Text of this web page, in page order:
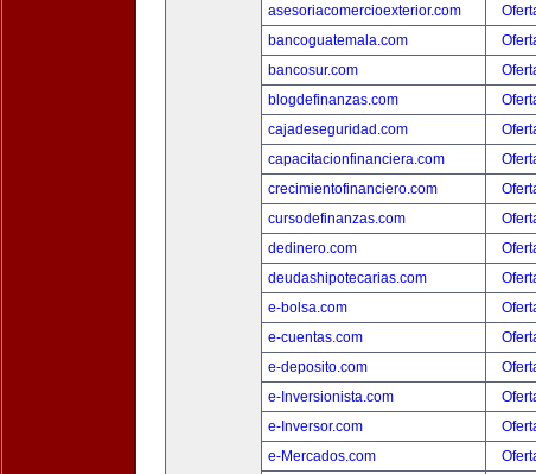
asesoriacomercioexterior.com
bancoguatemala.com
bancosur.com
blogdefinanzas.com
cajadeseguridad.com
capacitacionfinanciera.com
crecimientofinanciero.com
cursodefinanzas.com
dedinero.com
deudashipotecarias.com
e-bolsa.com
e-cuentas.com
e-deposito.com
e-Inversionista.com
e-Inversor.com
e-Mercados.com